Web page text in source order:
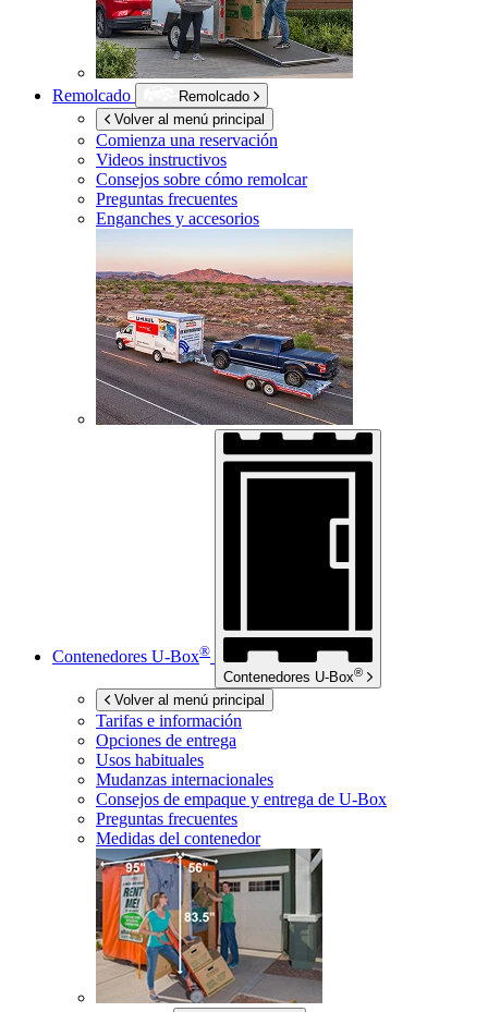
Remolcado
Remolcado
Volver al menú principal
Comienza una reservación
Videos instructivos
Consejos sobre cómo remolcar
Preguntas frecuentes
Enganches y accesorios
Contenedores U-Box®
Contenedores U-Box®
Volver al menú principal
Tarifas e información
Opciones de entrega
Usos habituales
Mudanzas internacionales
Consejos de empaque y entrega de U-Box
Preguntas frecuentes
Medidas del contenedor